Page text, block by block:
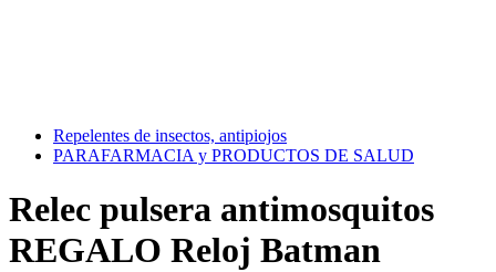
Repelentes de insectos, antipiojos
PARAFARMACIA y PRODUCTOS DE SALUD
Relec pulsera antimosquitos
REGALO Reloj Batman